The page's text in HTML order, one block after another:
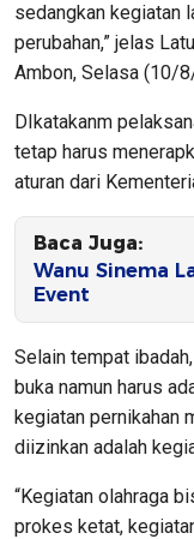
sedangkan kegiatan
perubahan,” jelas
Ambon, Selasa (10/
DIkatakanm
tetap harus
aturan dari
Baca Juga:
Wanu Sinema
Event
Selain tempat
buka namun harus
kegiatan pernikahan
diizinkan adalah
“Kegiatan olahraga
prokes ketat,